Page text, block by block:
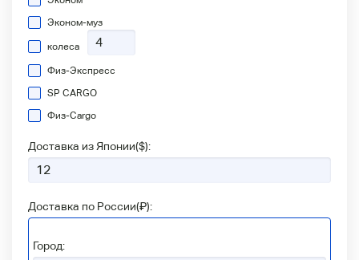
Эконом-муз
колеса
Физ-Экспресс
SP CARGO
Физ-Сargo
Доставка из Японии($):
Доставка по России(₽):
Город: